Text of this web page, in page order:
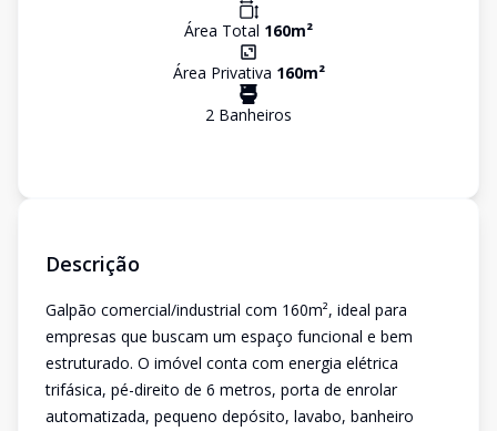
Área Total 160m²
Área Privativa 160m²
2 Banheiros
Descrição
Galpão comercial/industrial com 160m², ideal para
empresas que buscam um espaço funcional e bem
estruturado. O imóvel conta com energia elétrica
trifásica, pé-direito de 6 metros, porta de enrolar
automatizada, pequeno depósito, lavabo, banheiro